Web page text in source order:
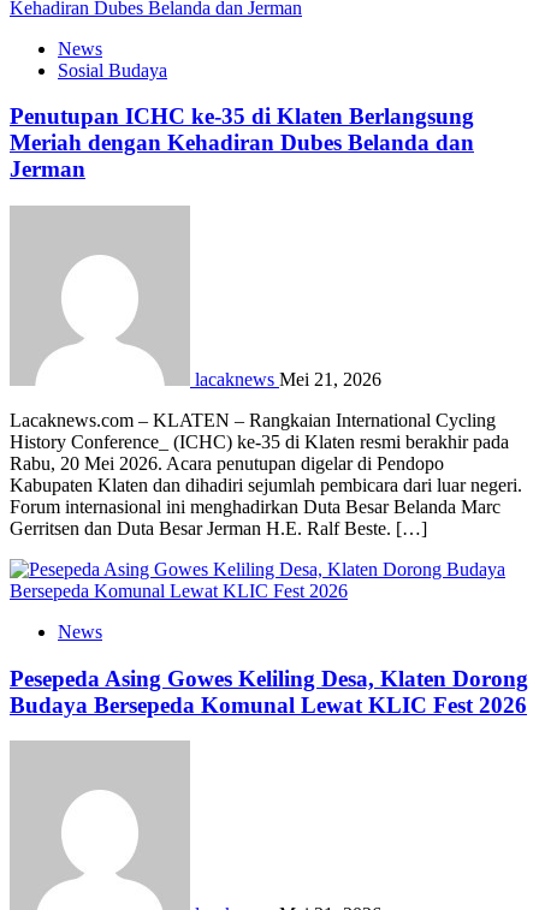
News
Sosial Budaya
Penutupan ICHC ke-35 di Klaten Berlangsung
Meriah dengan Kehadiran Dubes Belanda dan
Jerman
lacaknews Mei 21, 2026
Lacaknews.com – KLATEN – Rangkaian International Cycling
History Conference_ (ICHC) ke-35 di Klaten resmi berakhir pada
Rabu, 20 Mei 2026. Acara penutupan digelar di Pendopo
Kabupaten Klaten dan dihadiri sejumlah pembicara dari luar negeri.
Forum internasional ini menghadirkan Duta Besar Belanda Marc
Gerritsen dan Duta Besar Jerman H.E. Ralf Beste. […]
News
Pesepeda Asing Gowes Keliling Desa, Klaten Dorong
Budaya Bersepeda Komunal Lewat KLIC Fest 2026